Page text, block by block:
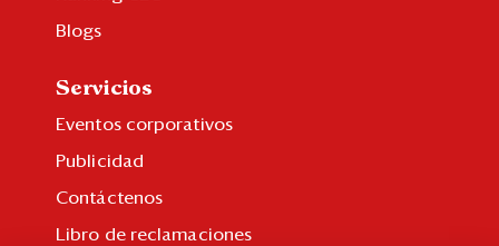
Blogs
Servicios
Eventos corporativos
Publicidad
Contáctenos
Libro de reclamaciones